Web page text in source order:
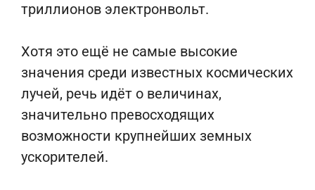
триллионов электронвольт.
Хотя это ещё не самые высокие
значения среди известных космических
лучей, речь идёт о величинах,
значительно превосходящих
возможности крупнейших земных
ускорителей.